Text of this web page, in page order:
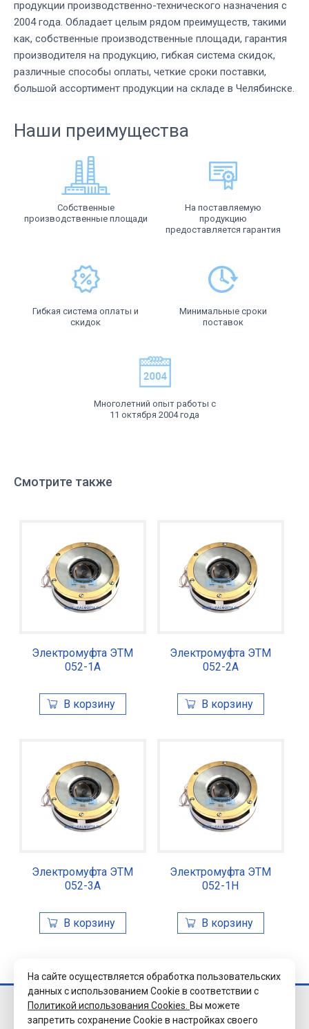
продукции производственно-технического назначения с
2004 года. Обладает целым рядом преимуществ, такими
как, собственные производственные площади, гарантия
производителя на продукцию, гибкая система скидок,
различные способы оплаты, четкие сроки поставки,
большой ассортимент продукции на складе в Челябинске.
Наши преимущества
Собственные
производственные площади
На поставляемую
продукцию
предоставляется гарантия
Гибкая система оплаты и
скидок
Минимальные сроки
поставок
Многолетний опыт работы с
11 октября 2004 года
Смотрите также
Электромуфта ЭТМ
052-1А
Электромуфта ЭТМ
052-2А
Электромуфта ЭТМ
052-3А
Электромуфта ЭТМ
052-1Н
© 2026 Завод
«Уралэлектромуфта»
На сайте осуществляется обработка пользовательских
данных с использованием Cookie в соответствии с
Политикой использования Cookies. Вы можете
запретить сохранение Cookie в настройках своего